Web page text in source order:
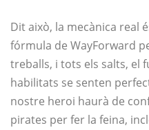
Dit això, la mecànica real
fórmula de WayForward
treballs, i tots els salts, el
habilitats se senten
nostre heroi haurà de
pirates per fer la feina,